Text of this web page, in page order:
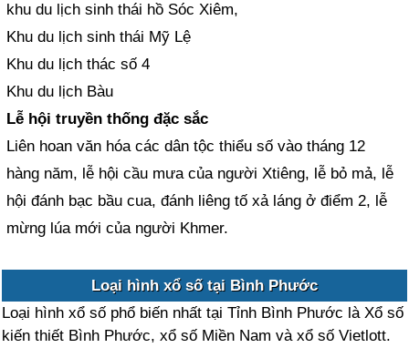
khu du lịch sinh thái hồ Sóc Xiêm,
Khu du lịch sinh thái Mỹ Lệ
Khu du lịch thác số 4
Khu du lịch Bàu
Lễ hội truyền thống đặc sắc
Liên hoan văn hóa các dân tộc thiểu số vào tháng 12
hàng năm, lễ hội cầu mưa của người Xtiêng, lễ bỏ mả, lễ
hội đánh bạc bầu cua, đánh liêng tố xả láng ở điểm 2, lễ
mừng lúa mới của người Khmer.
Loại hình xổ số tại Bình Phước
Loại hình xổ số phổ biến nhất tại Tỉnh Bình Phước là Xổ số
kiến thiết Bình Phước, xổ số Miền Nam và xổ số Vietlott.